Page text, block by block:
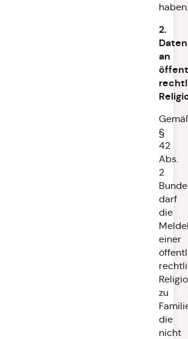
haben.
2.
an
§
42
Abs.
2
darf
die
einer
zu
die
nicht